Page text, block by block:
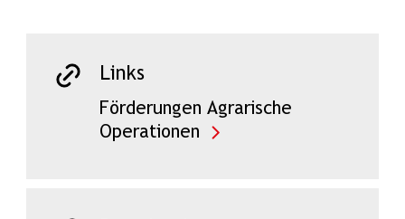
Links
Förderungen Agrarische
Operationen